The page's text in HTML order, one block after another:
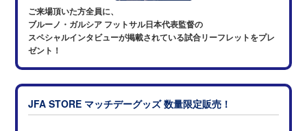
ご来場頂いた方全員に、
ブルーノ・ガルシア フットサル日本代表監督の
スペシャルインタビューが掲載されている試合リーフレットをプレ
ゼント！
JFA STORE マッチデーグッズ 数量限定販売！